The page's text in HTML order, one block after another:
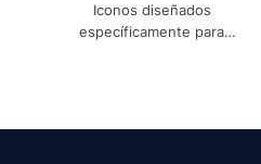
Iconos diseñados
específicamente para